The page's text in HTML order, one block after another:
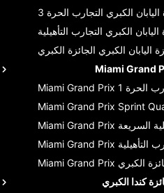
الكبري التجارب الحرة 3
اليابان الكبري التجارب التأهيلية
اليابان الكبري الجائزة الكبري
Miami Grand
Miami Grand Prix
الحرة 1
Miami Grand Prix Sprint
Miami Grand Prix السريعة
Miami Grand Prix التأهيلية
Miami Grand Prix الكبري
كندا الكبري